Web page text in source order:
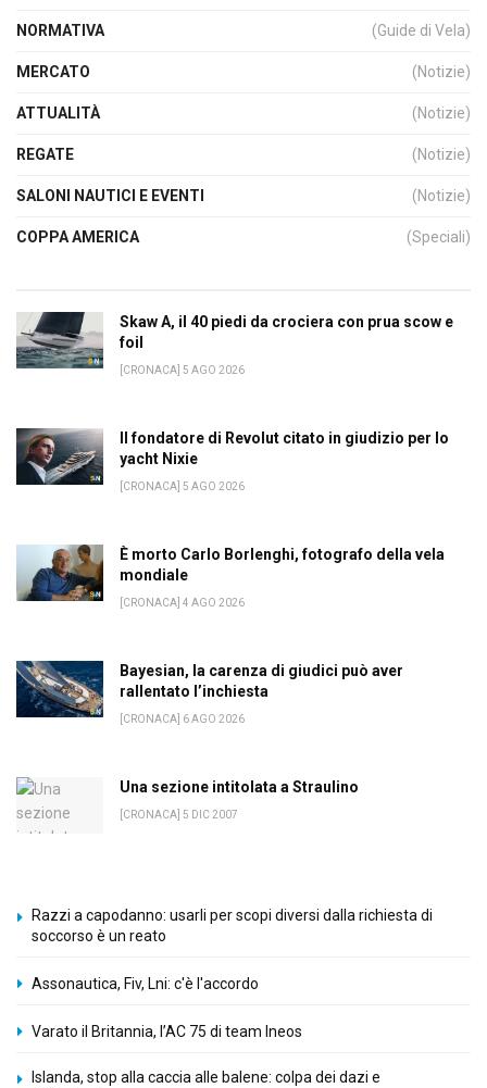
NORMATIVA (Guide di Vela)
MERCATO (Notizie)
ATTUALITÀ (Notizie)
REGATE (Notizie)
SALONI NAUTICI E EVENTI (Notizie)
COPPA AMERICA (Speciali)
Skaw A, il 40 piedi da crociera con prua scow e
foil
[CRONACA] 5 AGO 2026
Il fondatore di Revolut citato in giudizio per lo
yacht Nixie
[CRONACA] 5 AGO 2026
È morto Carlo Borlenghi, fotografo della vela
mondiale
[CRONACA] 4 AGO 2026
Bayesian, la carenza di giudici può aver
rallentato l’inchiesta
[CRONACA] 6 AGO 2026
Una sezione intitolata a Straulino
[CRONACA] 5 DIC 2007
Razzi a capodanno: usarli per scopi diversi dalla richiesta di
soccorso è un reato
Assonautica, Fiv, Lni: c'è l'accordo
Varato il Britannia, l’AC 75 di team Ineos
Islanda, stop alla caccia alle balene: colpa dei dazi e